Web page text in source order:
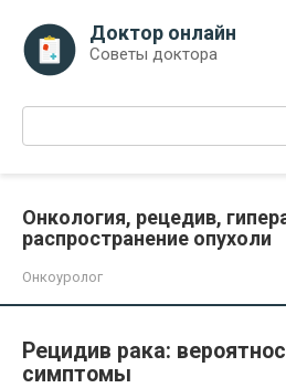
контенту
Доктор онлайн
Советы доктора
Поиск:
Онкология, рецедив,
распространение опухоли
Онкоуролог
Рецидив рака:
симптомы